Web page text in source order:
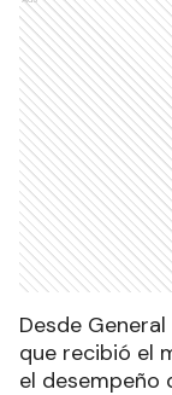
Desde
que recibió el
el desempeño